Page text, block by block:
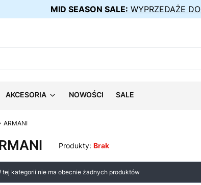
MID SEASON SALE: WYPRZEDAŻE DO
AKCESORIA NOWOŚCI SALE
ARMANI
Produkty: Brak
produktów
tej kategorii nie ma obecnie żadnych produktów